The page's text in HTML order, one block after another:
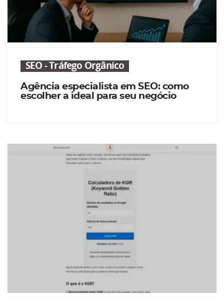
SEO - Tráfego Orgânico
Agência especialista em SEO: como
escolher a ideal para seu negócio